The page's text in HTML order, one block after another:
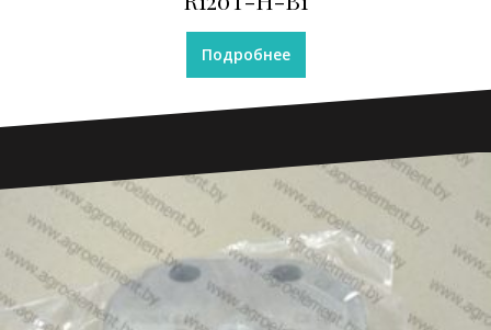
Подробнее